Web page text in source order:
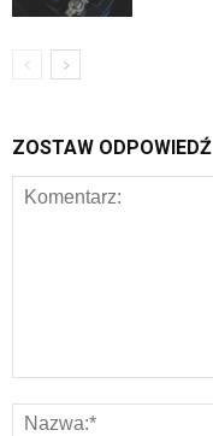
ZOSTAW ODPOWIEDŹ